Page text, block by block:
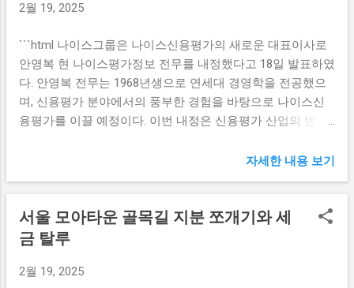
서 부채 부담이 커지고 있다. 또한, 자영업자들의 채무 불이행
들이 경제 상황을 타개하기 위해 추가적인 대출을 받거나 사
업의 규모를 축소하는 등 여러 가지 방법을 모색하고 있으나,
실질적인 경기 회복이 이루어지지 않는 한 한계를 느끼고 있
다. 이러한 자영업자 부채 증가는 결국 국가 ...
기분 좋은 음악을 듣는 시간, 그리고 이따금씩 만나는 친구와
어, 아침에 창밖의 햇살을 느끼고 잠깐의 여유 시간을 가지는
것만으로도 큰 행복을 느낄 수 있습니다. 또한, 스스로 좋아하
는 책을 읽거나 미소 짓는 순간을 만끽하는 것이 일상에서 찾
을 수 있는 작은 행복들입니다. 이러한 것들은 곧 우리의 정신
건강에도 긍정적인 영향을 미칩니다. 그렇게 우리는 소소한
배울 수 있습니다. 일상에서의 작은 순간들은 그 자체로 의미
가 깊습니다. 그 순간들을 소중히 여기고, 감사하는 마음을 잃
나하나의 소소한 순간을 소중히 여기다 보면 우리의 삶 자체
가 더욱 풍요롭고 행복하게 변해간다는 것을 느낄 것입니다.
일상에서 즐겁고 행복을 느끼기 위한 효과적인 방법 중 하나
2월 19, 2025
```html 나이스그룹은 나이스신용평가의 새로운 대표이사로
안영복 현 나이스평가정보 전무를 내정했다고 18일 발표하였
다. 안영복 전무는 1968년생으로 연세대 경영학을 전공했으
며, 신용평가 분야에서의 풍부한 경험을 바탕으로 나이스신
용평가를 이끌 예정이다. 이번 내정은 신용평가 산업의 변화
경영 철학 안영복 나이스신용평가 대표이사 내정자는 연세대
바탕으로 신용 평가 및 관리에 대한 전문성을 이어왔다. 그 과
정에서 그는 고객과의 신뢰를 중시하는 경영 철학을 체화하
였으며, 이는 그가 앞으로 나이스신용평가의 방향성을 결정
신용평가의 투명성과 공정성을 확립하고, 고객 맞춤형 서비
자세한 내용 보기
서울 모아타운 골목길 지분 쪼개기와 세
금 탈루
2월 19, 2025